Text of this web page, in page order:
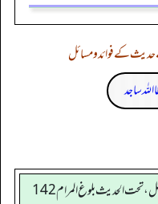
کے فوائد و مسائل
ساجد
تحت الحديث بلوغ المرام 142